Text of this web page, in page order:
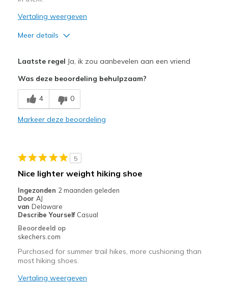
Vertaling weergeven
Meer details
Comfortable
Beste toepassingen
Hiking
Travel
Width
Feels true to width
Sizing
View On Shoes
I'm Into Shoes
Laatste regel Ja, ik zou aanbevelen aan een vriend
Was deze beoordeling behulpzaam?
4 0
Markeer deze beoordeling
5
Nice lighter weight hiking shoe
Ingezonden 2 maanden geleden
Door AJ
van Delaware
Describe Yourself Casual
Beoordeeld op
skechers.com
Purchased for summer trail hikes, more cushioning than
most hiking shoes.
Vertaling weergeven